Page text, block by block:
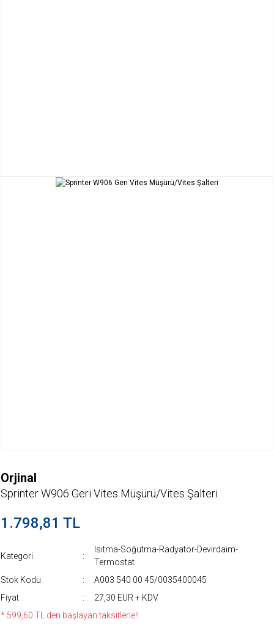
Orjinal
Sprinter W906 Geri Vites Müşürü/Vites Şalteri
1.798,81 TL
Kategori
Isıtma-Soğutma-Radyatör-Devirdaim-
Termostat
Stok Kodu
A003 540 00 45/0035400045
Fiyat
27,30 EUR + KDV
* 599,60 TL den başlayan taksitlerle!!